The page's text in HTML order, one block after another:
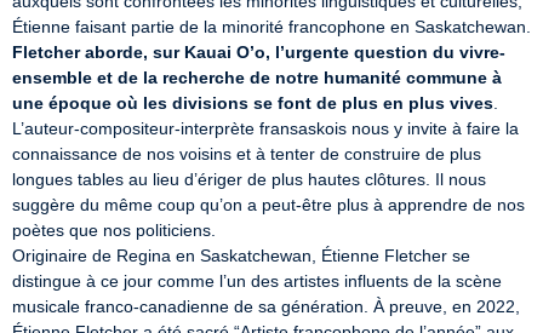
Fletcher aborde, sur Kauai O’o, l’urgente question du vivre-
ensemble et de la recherche de notre humanité commune à
une époque où les divisions se font de plus en plus vives
L’auteur-compositeur-interprète fransaskois nous y invite à faire la
connaissance de nos voisins et à tenter de construire de plus
longues tables au lieu d’ériger de plus hautes clôtures. Il nous
suggère du même coup qu’on a peut-être plus à apprendre de nos
poètes que nos politiciens.
Originaire de Regina en Saskatchewan, Étienne Fletcher se
distingue à ce jour comme l’un des artistes influents de la scène
musicale franco-canadienne de sa génération. À preuve, en 2022,